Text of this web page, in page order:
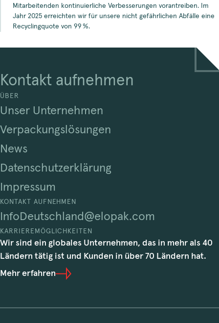
Mitarbeitenden kontinuierliche Verbesserungen vorantreiben. Im
Jahr 2025 erreichten wir für unsere nicht gefährlichen Abfälle eine
Recyclingquote von 99 %.
Kontakt aufnehmen
ÜBER
Unser Unternehmen
Verpackungslösungen
News
Datenschutzerklärung
Impressum
KONTAKT AUFNEHMEN
InfoDeutschland@elopak.com
KARRIEREMÖGLICHKEITEN
Wir sind ein globales Unternehmen, das in mehr als 40
Ländern tätig ist und Kunden in über 70 Ländern hat.
Mehr erfahren